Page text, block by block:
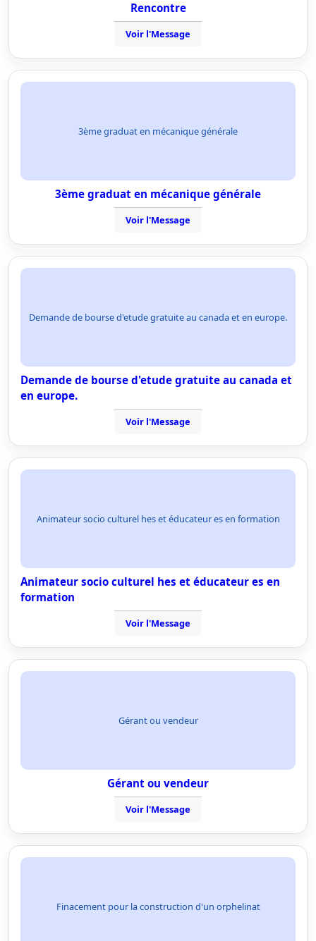
Rencontre
Voir l'Message
3ème graduat en mécanique générale
3ème graduat en mécanique générale
Voir l'Message
Demande de bourse d'etude gratuite au canada et en europe.
Demande de bourse d'etude gratuite au canada et
en europe.
Voir l'Message
Animateur socio culturel hes et éducateur es en formation
Animateur socio culturel hes et éducateur es en
formation
Voir l'Message
Gérant ou vendeur
Gérant ou vendeur
Voir l'Message
Finacement pour la construction d'un orphelinat